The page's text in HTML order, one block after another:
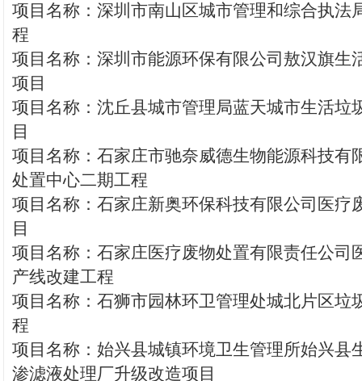
项目名称：深圳市南山区城市管理和综合执法
程
项目名称：深圳市能源环保有限公司敖汉旗生
项目
项目名称：沈丘县城市管理局蓝天城市生活垃
目
项目名称：石家庄市驰奈威德生物能源科技有
处置中心二期工程
项目名称：石家庄新奥环保科技有限公司医疗
目
项目名称：石家庄医疗废物处置有限责任公司
产线改建工程
项目名称：石狮市园林环卫管理处城北片区垃
程
项目名称：始兴县城镇环境卫生管理所始兴县
渗滤液处理厂升级改造项目